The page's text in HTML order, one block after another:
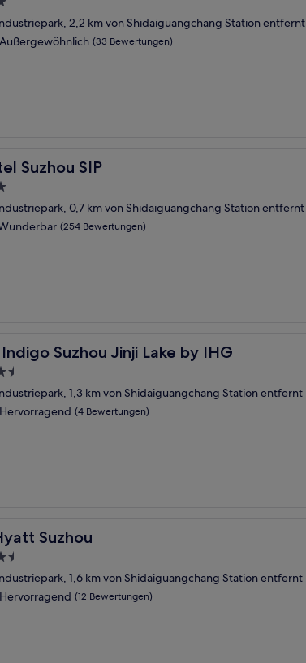
2,2 km von Shidaiguangchang Station entfernt
Außergewöhnlich (33 Bewertungen)
Suzhou SIP
SIP
0,7 km von Shidaiguangchang Station entfernt
(254 Bewertungen)
Suzhou Jinji Lake by IHG
Suzhou Jinji Lake by IHG
1,3 km von Shidaiguangchang Station entfernt
Hervorragend (4 Bewertungen)
Suzhou
Suzhou
1,6 km von Shidaiguangchang Station entfernt
Hervorragend (12 Bewertungen)